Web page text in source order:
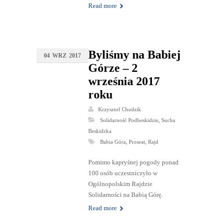
Read more
04 WRZ 2017
Byliśmy na Babiej
Górze – 2
września 2017
roku
Krzysztof Chudzik
Solidarność Podbeskidzie, Sucha
Beskidzka
Babia Góra, Proseat, Rajd
Pomimo kapryśnej pogody ponad
100 osób uczestniczyło w
Ogólnopolskim Rajdzie
Solidarności na Babią Górę.
Read more